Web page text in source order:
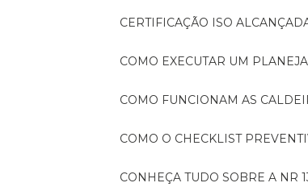
CERTIFICAÇÃO ISO
COMO EXECUTAR UM
COMO FUNCIONAM AS
COMO O CHECKLIST
CONHEÇA TUDO SOBRE A NR